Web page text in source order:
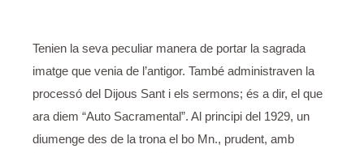
Tenien la seva peculiar manera de portar la sagrada
imatge que venia de l’antigor. També administraven la
processó del Dijous Sant i els sermons; és a dir, el que
ara diem “Auto Sacramental”. Al principi del 1929, un
diumenge des de la trona el bo Mn., prudent, amb